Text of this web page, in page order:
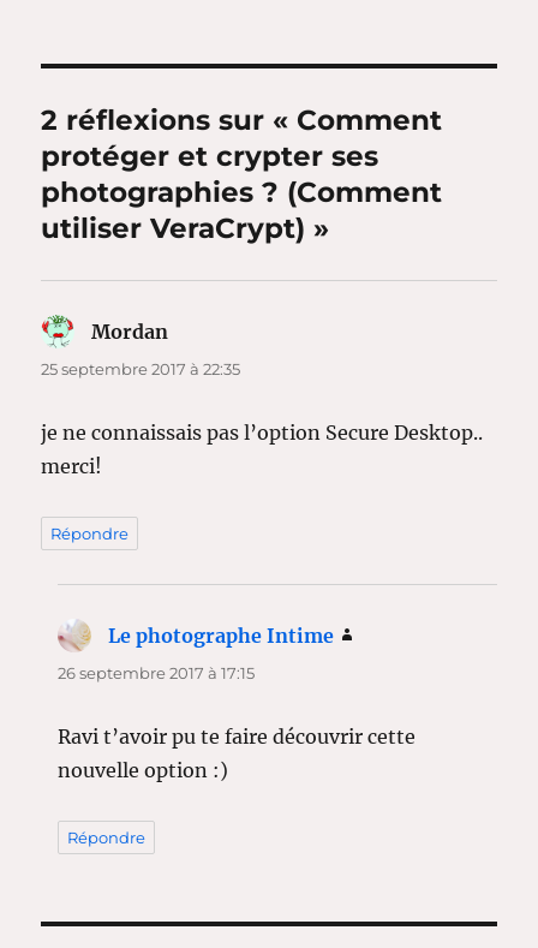
2 réflexions sur « Comment
protéger et crypter ses
photographies ? (Comment
utiliser VeraCrypt) »
Mordan
25 septembre 2017 à 22:35
je ne connaissais pas l’option Secure Desktop..
merci!
Répondre
Le photographe Intime
26 septembre 2017 à 17:15
Ravi t’avoir pu te faire découvrir cette
nouvelle option :)
Répondre